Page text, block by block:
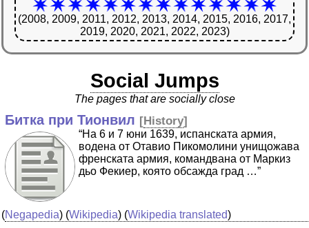
(2008, 2009, 2011, 2012, 2013, 2014, 2015, 2016, 2017,
2019, 2020, 2021, 2022, 2023)
Social Jumps
The pages that are socially close
Битка при Тионвил [History]
“На 6 и 7 юни 1639, испанската армия,
водена от Отавио Пикомолини унищожава
френската армия, командвана от Маркиз
дьо Фекиер, която обсажда град …”
(Negapedia) (Wikipedia) (Wikipedia translated)